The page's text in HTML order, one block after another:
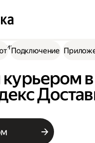
курьером
Подключение